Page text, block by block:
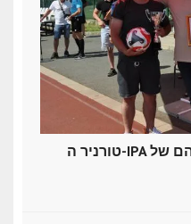
טורניר ה-IPA גייס 19,440 אירו עבור ילדיהם של